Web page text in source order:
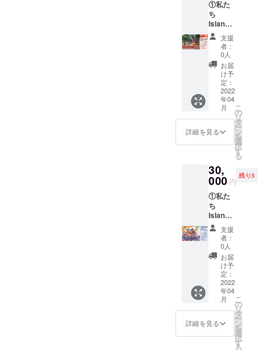
70mm×
横幅
70mm
で
Island
のチー
ムロゴ
が入っ
たもの
となっ
ていま
ルマグ
カッ
プ］ 色:
ト
Island
のチー
ムロゴ
が入っ
たもの
となっ
ていま
す 直径
約
82mm×
高さ約
95mm
素材:磁
器
セージ
の提供
方法に
ついて
頂いた
メール
アドレ
スに、
お礼の
メール
ととも
に送付
いただ
きます
ステッ
カー］
縦
70mm×
横幅
70mm
で
Island
のチー
ムロゴ
が入っ
たもの
となっ
ていま
ルフォ
トブッ
の記載
(希望者
のみ)を
させて
いただ
きます
※ビデオ
メッ
セージ
の提供
方法に
ついて
頂いた
メール
メール
ととも
に送付
させて
いただ
きます
カード
④Islan
dのチー
ムロゴ
の入っ
たオリ
ジナル
ステッ
カーを
差し上
げます
⑤景品
全て
(ボール
プ、
フォト
ブック)
を差し
上げま
す
⑥Islan
dのホー
ムペー
ジと活
動報告
のメー
ルにご
自身の
お名前
の記載
(希望者
①私た
ち
Island
から心
よりお
礼の
メール
②現地
の子ど
もたち
からの
ビデオ
メッ
セージ
③私た
ちから
のメッ
セージ
付き
カード
④Islan
dのチー
ムロゴ
の入っ
たオリ
ジナル
ステッ
カーを
差し上
げます
⑤文化
教育交
流会
支援
者：
0人
お届
け予
定：
2022
年04
月
詳細を見る
こ
の
リ
タ
ー
ン
を
選
択
す
る
30,
000 円
残り5
①私た
ち
Island
から心
よりお
礼の
メール
②現地
の子ど
もたち
からの
ビデオ
メッ
セージ
③私た
ちから
支援
者：
0人
お届
け予
定：
2022
年04
月
詳細を見る
こ
の
リ
タ
ー
ン
を
選
択
す
る